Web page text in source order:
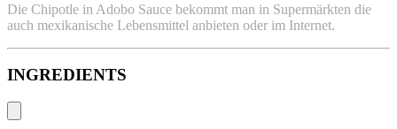
Die Chipotle in Adobo Sauce bekommt man in Supermärkten die
auch mexikanische Lebensmittel anbieten oder im Internet.
INGREDIENTS